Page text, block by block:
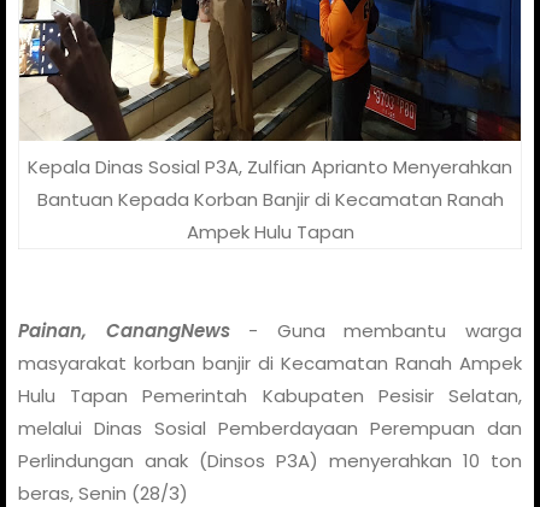
Kepala Dinas Sosial P3A, Zulfian Aprianto Menyerahkan
Bantuan Kepada Korban Banjir di Kecamatan Ranah
Ampek Hulu Tapan
Painan, CanangNews- Guna membantu warga
masyarakat korban banjir di Kecamatan Ranah Ampek
Hulu Tapan Pemerintah Kabupaten Pesisir Selatan,
melalui Dinas Sosial Pemberdayaan Perempuan dan
Perlindungan anak (Dinsos P3A) menyerahkan 10 ton
beras, Senin (28/3)